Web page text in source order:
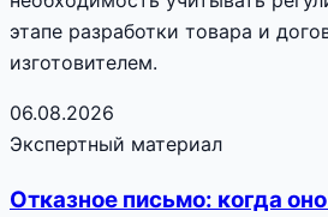
этапе разработки товара и
изготовителем.
06.08.2026
Экспертный материал
Отказное письмо: когда